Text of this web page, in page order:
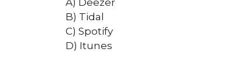
A) Deezer
B) Tidal
C) Spotify
D) Itunes